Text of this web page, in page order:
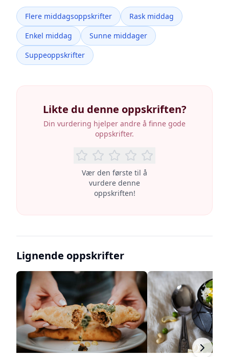
Flere middagsoppskrifter
Rask middag
Enkel middag
Sunne middager
Suppeoppskrifter
Likte du denne oppskriften?
Din vurdering hjelper andre å finne gode
oppskrifter.
Vær den første til å
vurdere denne
oppskriften!
Lignende oppskrifter